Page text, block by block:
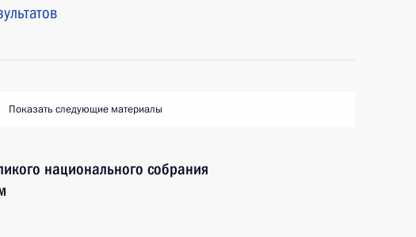
Показать следующие материалы
национального собрания